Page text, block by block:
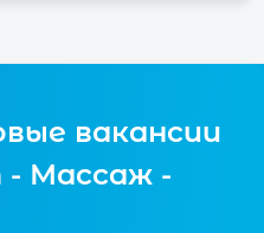
вакансии
- Массаж -